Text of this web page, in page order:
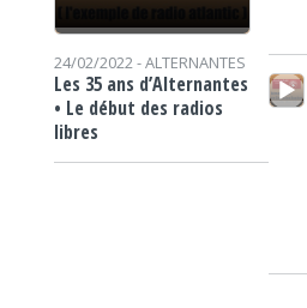
24/02/2022 -ALTERNANTES
Les 35 ans d’Alternantes
• Le début des radios
libres
Lecteur audio